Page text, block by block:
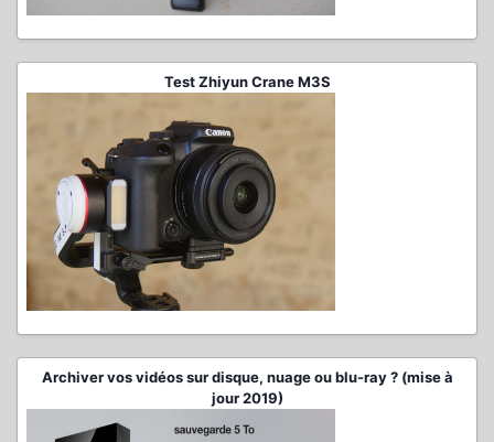
Test Zhiyun Crane M3S
Archiver vos vidéos sur disque, nuage ou blu-ray ? (mise à
jour 2019)